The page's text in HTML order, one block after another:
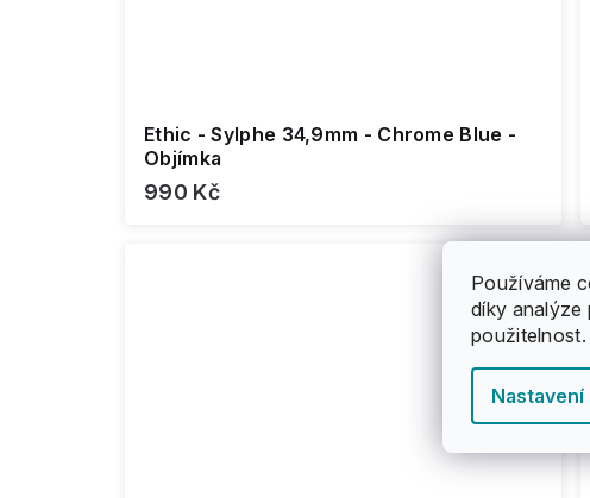
Používáme
díky analýze
použitelnost.
Nastavení
Ethic - Sylphe 34,9mm - Chrome Blue -
Objímka
990 Kč